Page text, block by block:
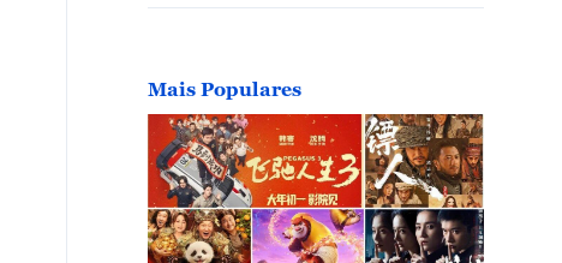
Mais Populares